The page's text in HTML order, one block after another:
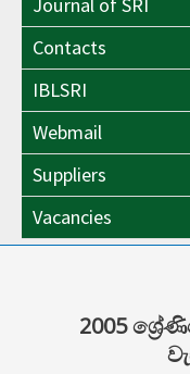
Journal of SRI
Contacts
IBLSRI
Webmail
Suppliers
Vacancies
2005